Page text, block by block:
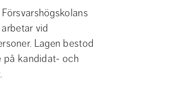
vid
Lagen bestod
på kandidat- och